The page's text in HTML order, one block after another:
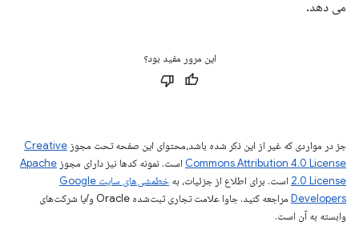
می دهد.
این مرور مفید بود؟
جز در مواردی که غیر از این ذکر شده باشد،‌محتوای این صفحه تحت مجوز Creative
Commons Attribution 4.0 License است. نمونه کدها نیز دارای مجوز Apache
2.0 License است. برای اطلاع از جزئیات، به
خطمشی‌های سایت Google
Developers‏
مراجعه کنید. جاوا علامت تجاری ثبت‌شده Oracle و/یا شرکت‌های
وابسته به آن است.